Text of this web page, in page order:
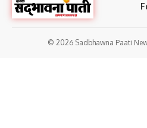
© 2026 Sadbhawna Paati